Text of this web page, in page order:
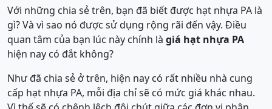
Với những chia sẻ trên, bạn đã biết được hạt nhựa PA là
gì? Và vì sao nó được sử dụng rộng rãi đến vậy. Điều
quan tâm của bạn lúc này chính là giá hạt nhựa PA
hiện nay có đắt không?
Như đã chia sẻ ở trên, hiện nay có rất nhiều nhà cung
cấp hạt nhựa PA, mỗi địa chỉ sẽ có mức giá khác nhau.